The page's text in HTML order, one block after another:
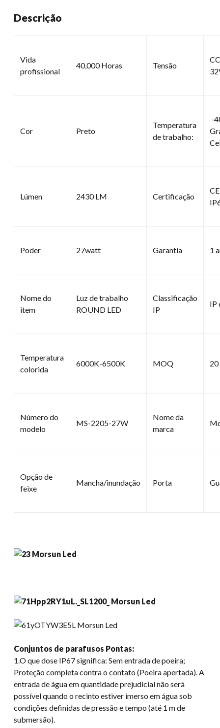
Descrição
Vida
profissional
40,000 Horas Tensão
Cor Preto
Temperatura
de trabalho:
-
Lúmen 2430 LM Certificação
Poder 27watt Garantia 1
Nome do
item
Luz de trabalho
ROUND LED
Classificação
IP
IP
Temperatura
colorida
6000K-6500K MOQ 20
Número do
modelo
MS-2205-27W
Nome da
marca
Opção de
feixe
Mancha/inundação Porta
Conjuntos de parafusos Pontas:
1.O que dose IP67 significa: Sem entrada de poeira;
Proteção completa contra o contato (Poeira apertada). A
entrada de água em quantidade prejudicial não será
possível quando o recinto estiver imerso em água sob
condições definidas de pressão e tempo (até 1 m de
submersão).